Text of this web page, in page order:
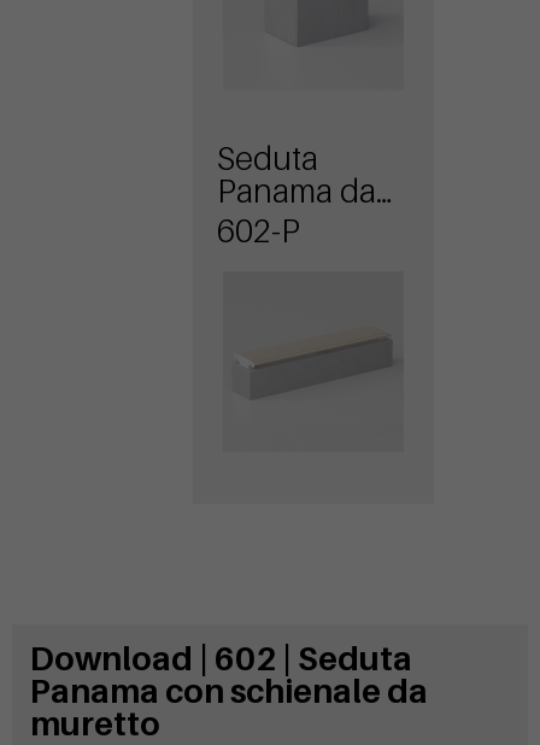
Seduta
Panama da
muretto
602-P
Download | 602 | Seduta
Panama con schienale da
muretto